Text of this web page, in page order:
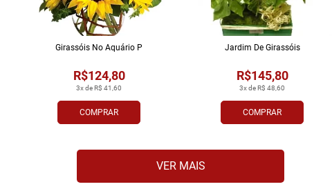
COMPRAR
3x de R$ 41,60
R$124,80
Girassóis No Aquário P
COMPRAR
3x de R$ 48,60
R$145,80
Jardim De Girassóis
VER MAIS